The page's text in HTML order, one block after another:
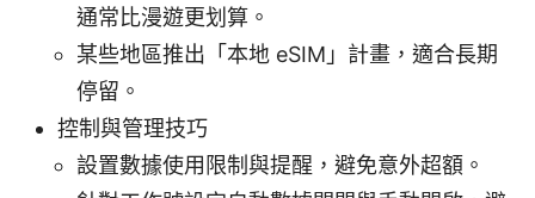
通常比漫遊更划算。
某些地區推出「本地 eSIM」計畫，適合長期
停留。
控制與管理技巧
設置數據使用限制與提醒，避免意外超額。